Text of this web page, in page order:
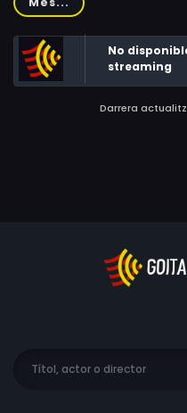
familiar de l'avi) i que
consciència.
No
streaming
Darrera